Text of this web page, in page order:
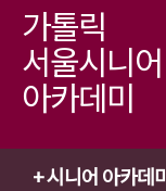
가톨릭
서울시니어
아카데미
+ 시니어 아카데